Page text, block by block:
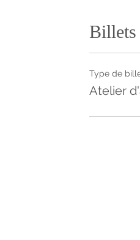
Billets
Type de
Atelier